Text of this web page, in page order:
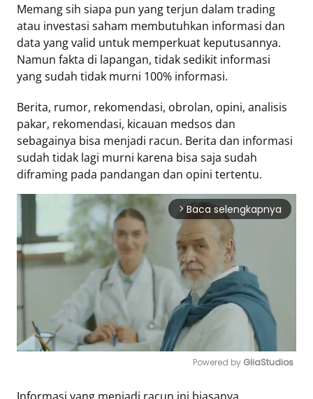
Memang sih siapa pun yang terjun dalam trading
atau investasi saham membutuhkan informasi dan
data yang valid untuk memperkuat keputusannya.
Namun fakta di lapangan, tidak sedikit informasi
yang sudah tidak murni 100% informasi.
Berita, rumor, rekomendasi, obrolan, opini, analisis
pakar, rekomendasi, kicauan medsos dan
sebagainya bisa menjadi racun. Berita dan informasi
sudah tidak lagi murni karena bisa saja sudah
diframing pada pandangan dan opini tertentu.
arrow_forward_ios Baca selengkapnya
Powered by GliaStudios
Tentang
Retizen
Do's
and
Dont's
Rules
Cara
Menjadi
Retizen